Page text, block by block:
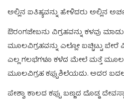
ಅಲ್ಲಿನ ಐತಿಹ್ಯವನ್ನು ಹೇಳಿದರು ಅಲ್ಲಿನ
ಔರಂಗಜೇಬನು ವಿಗ್ರಹವನ್ನು ಕಳವು
ಮೂಲವಿಗ್ರಹವನ್ನು ಎಲ್ಲೋ ಬಚ್ಚಿಟ್ಟು ಬೇರೆ
ಎಲ್ಲ ಗಲಭೆಗಳೂ ಕಳೆದ ಮೇಲೆ ಮತ್ತೆ
ಮೂಲವಿಗ್ರಹ ಕಪ್ಪುಶಿಲೆಯದು. ಅದರ
ಪೇಶ್ವಾ ಕಾಲದ ಕಪ್ಪು ಬಣ್ಣದ ದೊಡ್ಡ